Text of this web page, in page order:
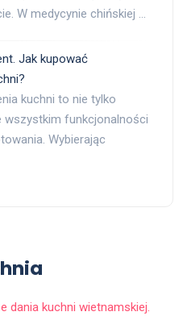
W medycynie chińskiej …
Jak kupować
kuchni to nie tylko
wszystkim funkcjonalności
Wybierając
dania kuchni wietnamskiej.